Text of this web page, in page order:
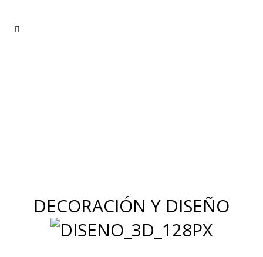
DECORACIÓN Y DISEÑO